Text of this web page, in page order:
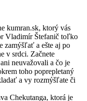
kumran.sk, ktorý vás
Vladimír Štefanič toľko
zamýšľať a ešte aj po
v srdci. Začnete
neuvažovali a čo je
toho poprepletaný
a vy rozmýšľate či
Chekutanga, ktorá je